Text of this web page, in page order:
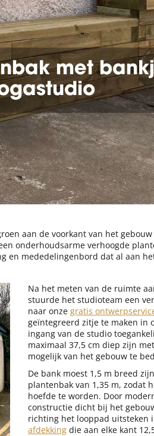
met
aan de voorkant van het
onderhoudsarme verhoogde
en mededelingenbord dat al aan
Na het meten van de ruimte
stuurde het studioteam een
naar onze gratis
geïntegreerd zitje te maken in
ingang van de studio
maximaal 37,5 cm diep zijn
mogelijk van het gebouw te
De bank moest 1,5 m breed
plantenbak van 1,35 m, zodat
hoefde te worden. Door
constructie dicht bij het
richting het looppad uitsteken
afdekking die aan elke kant